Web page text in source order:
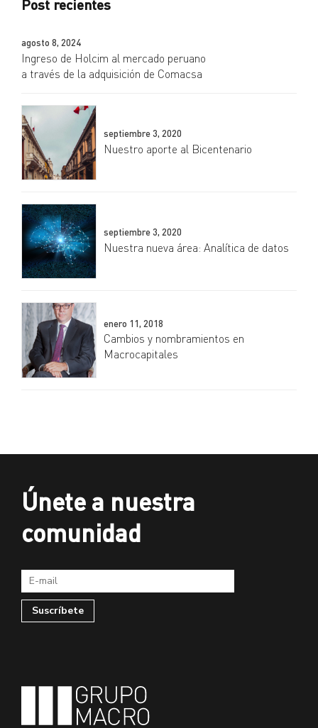
Post recientes
agosto 8, 2024
Ingreso de Holcim al mercado peruano
a través de la adquisición de Comacsa
septiembre 3, 2020
Nuestro aporte al Bicentenario
septiembre 3, 2020
Nuestra nueva área: Analítica de datos
enero 11, 2018
Cambios y nombramientos en
Macrocapitales
Únete a nuestra
comunidad